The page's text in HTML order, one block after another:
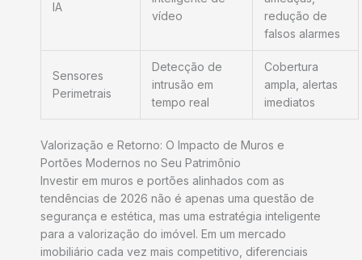
IA
vídeo
redução de
falsos alarmes
Sensores
Perimetrais
Detecção de
intrusão em
tempo real
Cobertura
ampla, alertas
imediatos
Valorização e Retorno: O Impacto de Muros e
Portões Modernos no Seu Patrimônio
Investir em muros e portões alinhados com as
tendências de 2026 não é apenas uma questão de
segurança e estética, mas uma estratégia inteligente
para a valorização do imóvel. Em um mercado
imobiliário cada vez mais competitivo, diferenciais